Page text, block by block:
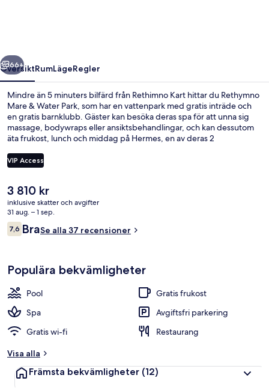
Nästa
66+
ÖversiktRumLägeRegler
Mindre än 5 minuters bilfärd från Rethimno Kart hittar du Rethymno
Mare & Water Park, som har en vattenpark med gratis inträde och
en gratis barnklubb. Gäster kan besöka deras spa för att unna sig
massage, bodywraps eller ansiktsbehandlingar, och kan dessutom
äta frukost, lunch och middag på Hermes, en av deras 2
Detta hotell i lyxstil erbjuder även gäster tillgång till 6
utomhuspooler, en strandbar och en utomhustennisbana.
VIP Access
Det
nuvarande
priset
är
3 810 kr
3 810 kr
inklusive skatter och avgifter
31 aug. – 1 sep.
Recensioner
7,67,6 av 10,
BraSe alla 37 recensioner
Populära bekvämligheter
Pool
Gratis frukost
Spa
Avgiftsfri parkering
Gratis wi-fi
Restaurang
Visa alla
Främsta bekvämligheter (12)